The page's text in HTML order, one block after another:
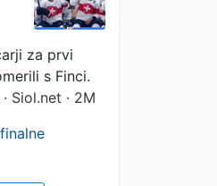
za prvi
s Finci.
· Siol.net · 2M